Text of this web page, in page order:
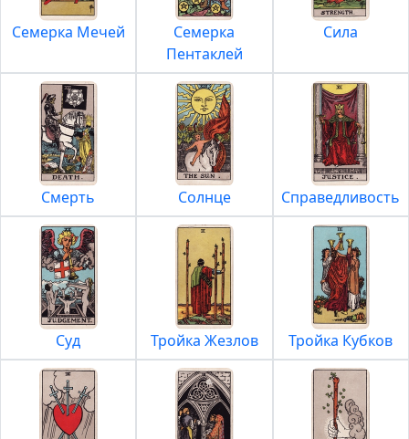
Семерка Мечей
Семерка
Пентаклей
Сила
Смерть Солнце Справедливость
Суд Тройка Жезлов Тройка Кубков